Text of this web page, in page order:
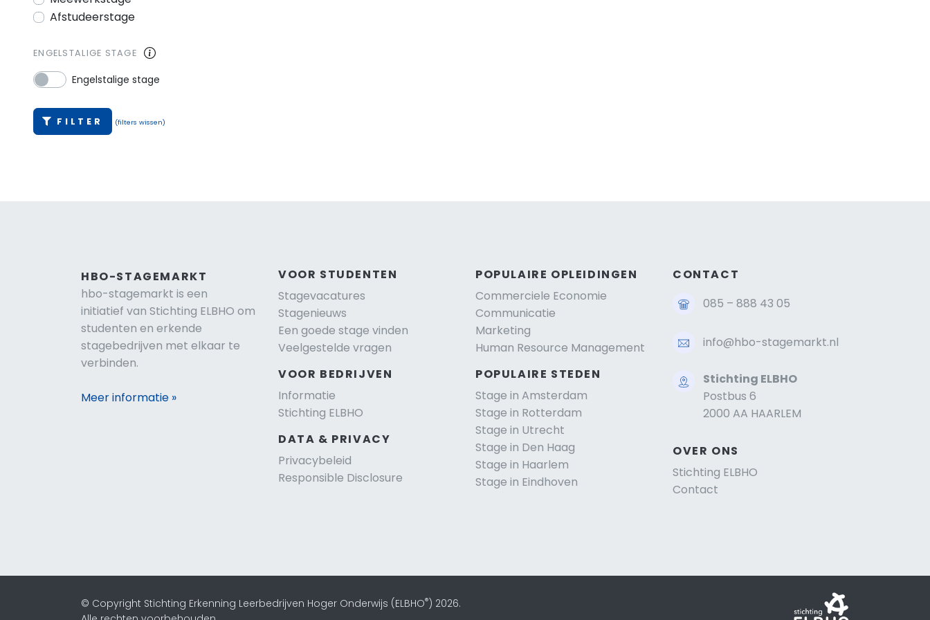
Afstudeerstage
ENGELSTALIGE STAGE
Engelstalige stage
FILTER (filters wissen)
HBO-STAGEMARKT
hbo-stagemarkt is een
initiatief van Stichting ELBHO om
studenten en erkende
stagebedrijven met elkaar te
verbinden.
Meer informatie »
VOOR STUDENTEN
Stagevacatures
Stagenieuws
Een goede stage vinden
Veelgestelde vragen
VOOR BEDRIJVEN
Informatie
Stichting ELBHO
DATA & PRIVACY
Privacybeleid
Responsible Disclosure
POPULAIRE OPLEIDINGEN
Commerciele Economie
Communicatie
Marketing
Human Resource Management
POPULAIRE STEDEN
Stage in Amsterdam
Stage in Rotterdam
Stage in Utrecht
Stage in Den Haag
Stage in Haarlem
Stage in Eindhoven
CONTACT
085 – 888 43 05
info@hbo-stagemarkt.nl
Stichting ELBHO
Postbus 6
2000 AA HAARLEM
OVER ONS
Stichting ELBHO
Contact
© Copyright Stichting Erkenning Leerbedrijven Hoger Onderwijs (ELBHO®) 2026.